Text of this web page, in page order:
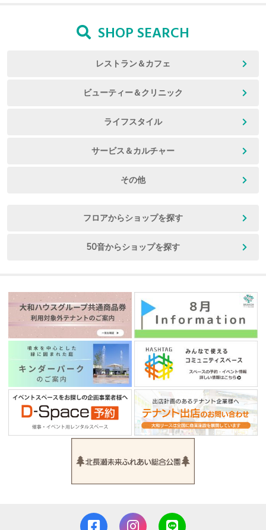
SHOP SEARCH
レストラン＆カフェ
ビューティー＆クリニック
ライフスタイル
サービス＆カルチャー
その他
フロアからショップを探す
50音からショップを探す